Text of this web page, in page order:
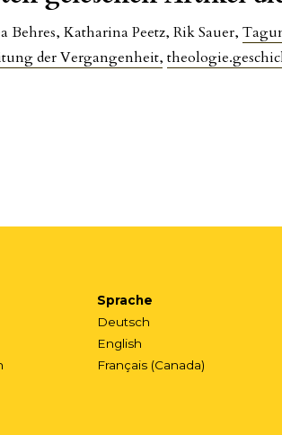
Behres, Katharina Peetz, Rik Sauer,
der Vergangenheit,
Sprache
Deutsch
English
Français (Canada)